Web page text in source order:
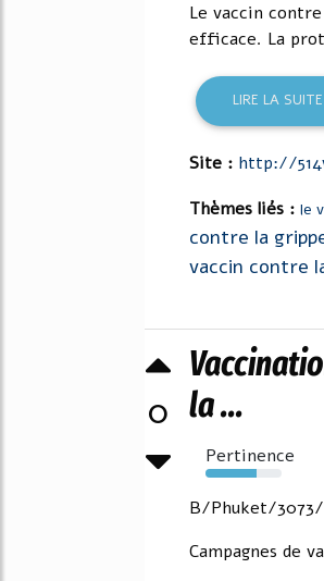
Le vaccin
efficace. La
LIRE LA SUITE
Site : http://
Thèmes liés : le
contre la
vaccin contre
0 la ...
Pertinence
67%
B/Phuket/3073/
Campagnes de